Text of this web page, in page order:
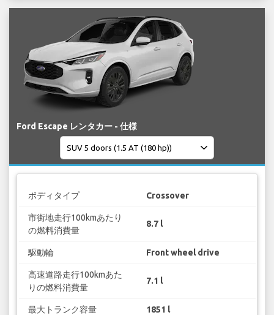
Ford Escape レンタカー - 仕様
ボディタイプ Crossover
市街地走行100kmあたり
の燃料消費量
8.7 l
駆動輪 Front wheel drive
高速道路走行100kmあた
りの燃料消費量
7.1 l
最大トランク容量 1851 l